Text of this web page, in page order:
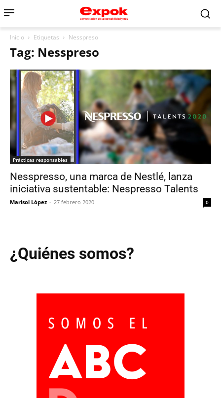
Inicio Etiquetas Nesspreso
Tag: Nesspreso
Prácticas responsables
Nesspresso, una marca de Nestlé, lanza
iniciativa sustentable: Nespresso Talents
Marisol López - 27 febrero 2020 0
¿Quiénes somos?